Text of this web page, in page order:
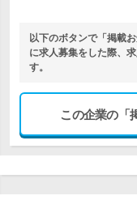
以下のボタンで「掲載
に求人募集をした際、
す。
この企業の「